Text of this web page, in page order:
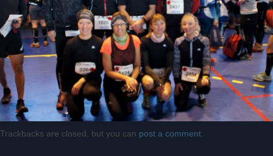
Trackbacks are closed, but you can post a comment